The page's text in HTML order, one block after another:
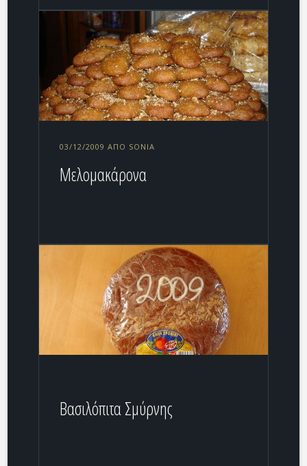
03/12/2009 ΑΠΌ SONIA
Μελομακάρονα
Βασιλόπιτα Σμύρνης